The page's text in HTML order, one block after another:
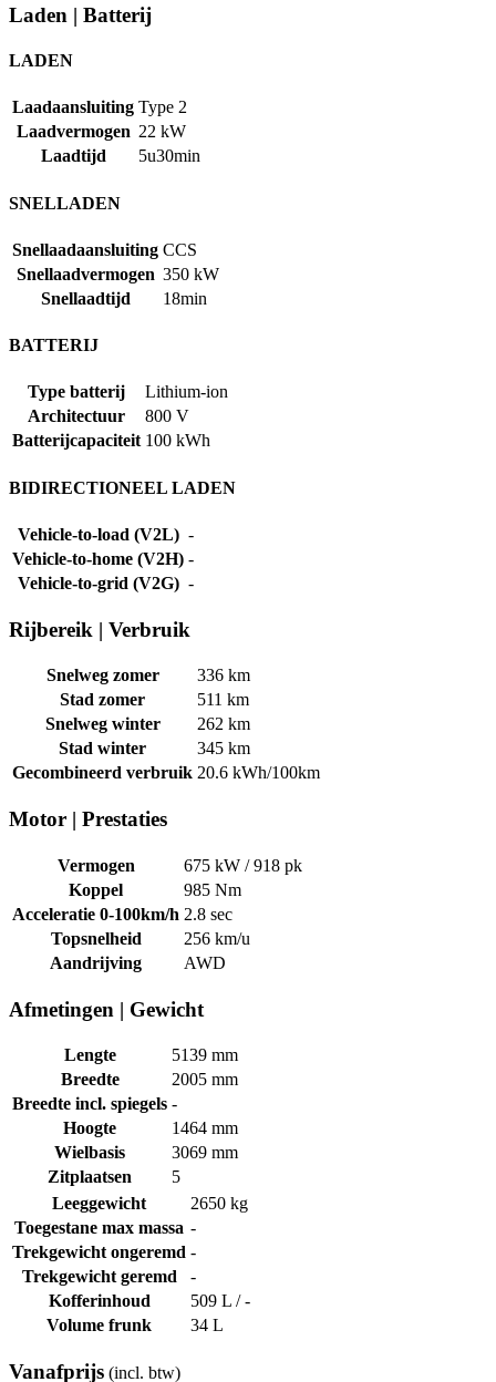
Laden | Batterij
LADEN
Laadaansluiting Type 2
Laadvermogen 22 kW
Laadtijd
5u30min
SNELLADEN
Snellaadaansluiting CCS
Snellaadvermogen 350 kW
Snellaadtijd
18min
BATTERIJ
Type batterij
Lithium-ion
Architectuur
800 V
Batterijcapaciteit 100 kWh
BIDIRECTIONEEL LADEN
Vehicle-to-load (V2L) -
Vehicle-to-home (V2H) -
Vehicle-to-grid (V2G) -
Rijbereik | Verbruik
Snelweg zomer
336 km
Stad zomer
511 km
Snelweg winter
262 km
Stad winter
345 km
Gecombineerd verbruik 20.6 kWh/100km
Motor | Prestaties
Vermogen
675 kW / 918 pk
Koppel
985 Nm
Acceleratie 0-100km/h 2.8 sec
Topsnelheid
256 km/u
Aandrijving
AWD
Afmetingen | Gewicht
Lengte
5139 mm
Breedte
2005 mm
Breedte incl. spiegels -
Hoogte
1464 mm
Wielbasis
3069 mm
Zitplaatsen
5
Leeggewicht
2650 kg
Toegestane max massa -
Trekgewicht ongeremd -
Trekgewicht geremd
-
Kofferinhoud
509 L / -
Volume frunk
34 L
Vanafprijs (incl. btw)